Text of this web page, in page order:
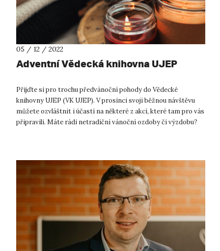
05 / 12 / 2022
Adventní Vědecká knihovna UJEP
Přijďte si pro trochu předvánoční pohody do Vědecké
knihovny UJEP (VK UJEP). V prosinci svoji běžnou návštěvu
můžete ozvláštnit i účastí na některé z akcí, které tam pro vás
připravili. Máte rádi netradiční vánoční ozdoby či výzdobu?